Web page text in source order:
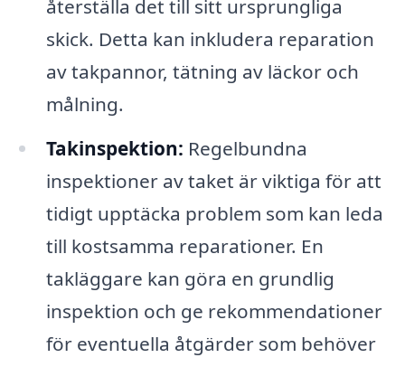
återställa det till sitt ursprungliga
skick. Detta kan inkludera reparation
av takpannor, tätning av läckor och
målning.
Takinspektion: Regelbundna
inspektioner av taket är viktiga för att
tidigt upptäcka problem som kan leda
till kostsamma reparationer. En
takläggare kan göra en grundlig
inspektion och ge rekommendationer
för eventuella åtgärder som behöver